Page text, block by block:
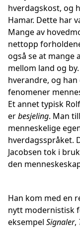
hverdagskost, og
Hamar. Dette har
Mange av
nettopp
også se at mange
mellom land og
hverandre, og
fenomener
Et annet typisk
erbesjeling. Man
menneskelige
hverdagsspråket.
Jacobsen tok i
den
Han kom med en
nytt modernistisk
eksempel Signaler,